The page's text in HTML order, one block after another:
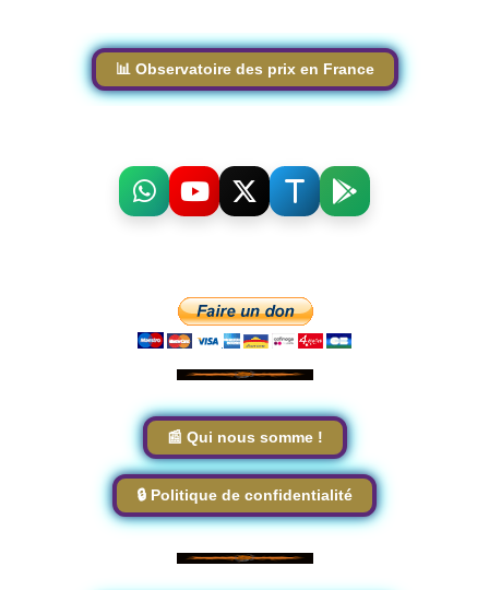
📊 Observatoire des prix en France
📰 Qui nous somme !
🔒 Politique de confidentialité